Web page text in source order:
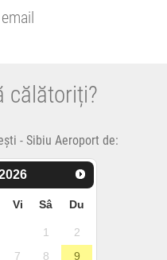
călătoriți?
- Sibiu Aeroport de:
Vi Sâ Du
1
2
7 8
9